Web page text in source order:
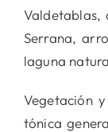
Valdetablas,
Serrana,
laguna
Vegetación
tónica